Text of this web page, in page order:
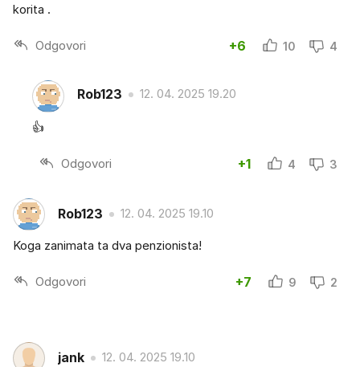
korita .
Odgovori +6 10 4
Rob123 12. 04. 2025 19.20
👍
Odgovori +1 4 3
Rob123 12. 04. 2025 19.10
Koga zanimata ta dva penzionista!
Odgovori +7 9 2
jank 12. 04. 2025 19.10